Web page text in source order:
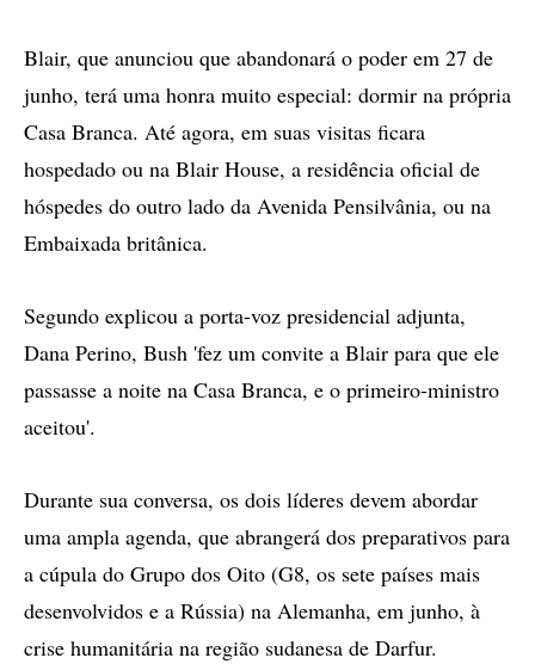
Blair, que anunciou que abandonará o poder em 27 de
junho, terá uma honra muito especial: dormir na própria
Casa Branca. Até agora, em suas visitas ficara
hospedado ou na Blair House, a residência oficial de
hóspedes do outro lado da Avenida Pensilvânia, ou na
Embaixada britânica.
Segundo explicou a porta-voz presidencial adjunta,
Dana Perino, Bush 'fez um convite a Blair para que ele
passasse a noite na Casa Branca, e o primeiro-ministro
aceitou'.
Durante sua conversa, os dois líderes devem abordar
uma ampla agenda, que abrangerá dos preparativos para
a cúpula do Grupo dos Oito (G8, os sete países mais
desenvolvidos e a Rússia) na Alemanha, em junho, à
crise humanitária na região sudanesa de Darfur.